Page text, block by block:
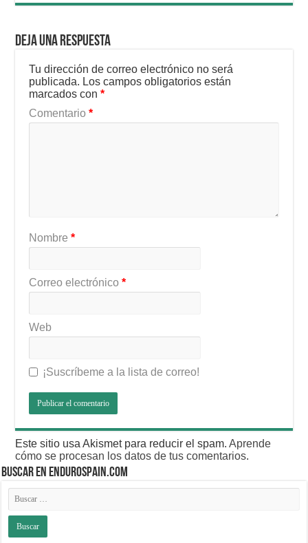
Deja una respuesta
Tu dirección de correo electrónico no será
publicada. Los campos obligatorios están
marcados con*
Comentario*
Nombre*
Correo electrónico*
Web
¡Suscríbeme a la lista de correo!
Este sitio usa Akismet para reducir el spam.Aprende
cómo se procesan los datos de tus comentarios.
BUSCAR EN ENDUROSPAIN.COM